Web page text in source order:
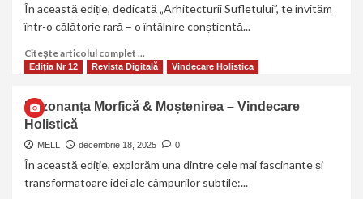
În această ediție, dedicată „Arhitecturii Sufletului”, te invităm
într-o călătorie rară – o întâlnire conștientă...
Citește articolul complet ...
Ediția Nr 12 Revista Digitală Vindecare Holistica
Rezonanța Morfică & Moștenirea – Vindecare
Holistică
MELL decembrie 18, 2025 0
În această ediție, explorăm una dintre cele mai fascinante și
transformatoare idei ale câmpurilor subtile:...